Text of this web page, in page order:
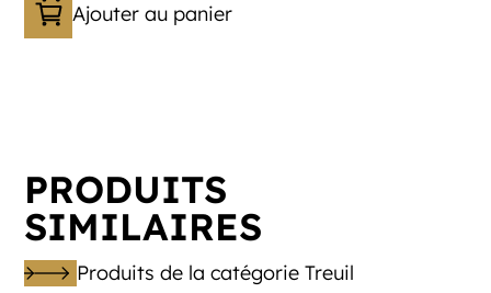
Ajouter au panier
PRODUITS
SIMILAIRES
Produits de la catégorie Treuil